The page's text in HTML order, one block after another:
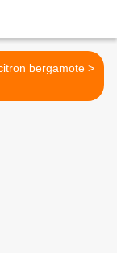
Cake au citron bergamote >